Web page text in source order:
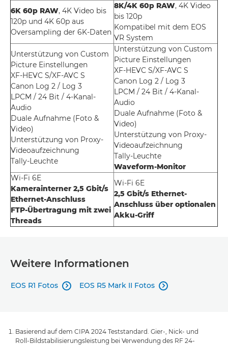
6K 60p RAW, 4K Video bis
120p und 4K 60p aus
Oversampling der 6K-Daten
8K/4K 60p RAW, 4K Video
bis 120p
Kompatibel mit dem EOS
VR System
Unterstützung von Custom
Picture Einstellungen
XF-HEVC S/XF-AVC S
Canon Log 2 / Log 3
LPCM / 24 Bit / 4-Kanal-
Audio
Duale Aufnahme (Foto &
Video)
Unterstützung von Proxy-
Videoaufzeichnung
Tally-Leuchte
Unterstützung von Custom
Picture Einstellungen
XF-HEVC S/XF-AVC S
Canon Log 2 / Log 3
LPCM / 24 Bit / 4-Kanal-
Audio
Duale Aufnahme (Foto &
Video)
Unterstützung von Proxy-
Videoaufzeichnung
Tally-Leuchte
Waveform-Monitor
Wi-Fi 6E
Kamerainterner 2,5 Gbit/s
Ethernet-Anschluss
FTP-Übertragung mit zwei
Threads
Wi-Fi 6E
2,5 Gbit/s Ethernet-
Anschluss über optionalen
Akku-Griff
Weitere Informationen
EOS R1 Fotos  EOS R5 Mark II Fotos 
Basierend auf dem CIPA 2024 Teststandard. Gier-, Nick- und
Roll-Bildstabilisierungsleistung bei Verwendung des RF 24-